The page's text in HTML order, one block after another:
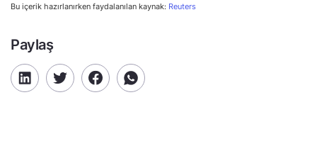
Bu içerik hazırlanırken faydalanılan kaynak: Reuters
Paylaş